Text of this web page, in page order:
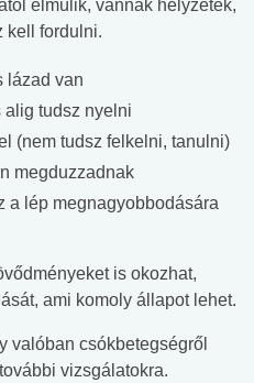
elmúlik, vannak helyzetek,
kell fordulni.
lázad van
alig tudsz nyelni
(nem tudsz felkelni, tanulni)
megduzzadnak
a lép megnagyobbodására
is okozhat,
ami komoly állapot lehet.
valóban csókbetegségről
vizsgálatokra.